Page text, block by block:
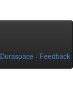
Duraspace - Feedback